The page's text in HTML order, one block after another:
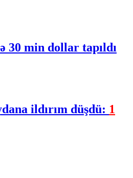
30 min dollar tapıldı
ildırım düşdü: 1